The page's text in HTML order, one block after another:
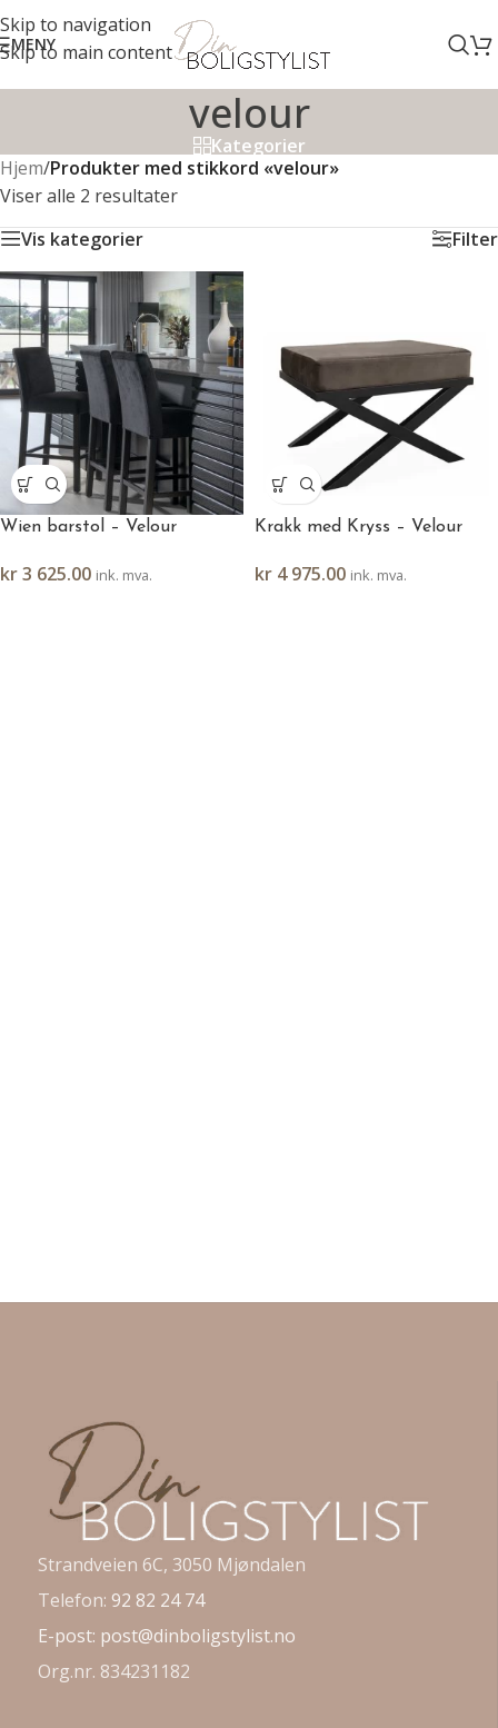
Skip to navigation
Skip to main content
MENY
velour
Kategorier
Hjem/Produkter med stikkord «velour»
Viser alle 2 resultater
Vis kategorier Filter
Wien barstol – Velour
kr3 625.00 ink. mva.
Krakk med Kryss – Velour
kr 4 975.00 ink. mva.
Strandveien 6C, 3050 Mjøndalen
Telefon: 92 82 24 74
E-post: post@dinboligstylist.no
Org.nr. 834231182